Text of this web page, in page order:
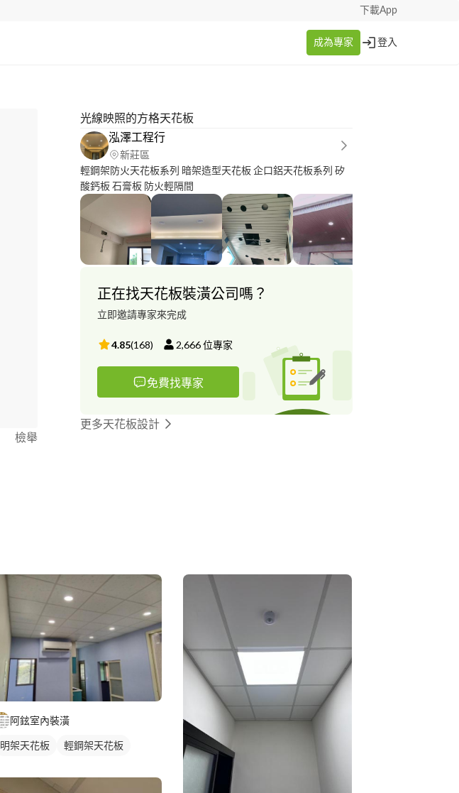
下載App
成為專家 登入
檢舉
光線映照的方格天花板
泓澤工程行
新莊區
輕鋼架防火天花板系列 暗架造型天花板 企口鋁天花板系列 矽
酸鈣板 石膏板 防火輕隔間
正在找天花板裝潢公司嗎？
立即邀請專家來完成
4.85(168) 2,666位專家
免費找專家
更多天花板設計
阿鉉室內裝潢
明架天花板 輕鋼架天花板